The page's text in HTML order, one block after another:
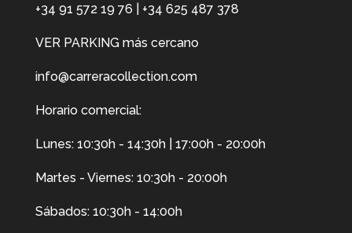
+34 91 572 19 76 +34 625 487 378
VER PARKING más cercano
info@carreracollection.com
Horario comercial:
Lunes: 10:30h - 14:30h | 17:00h - 20:00h
Martes - Viernes: 10:30h - 20:00h
Sábados: 10:30h - 14:00h